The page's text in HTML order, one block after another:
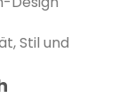
Stil und